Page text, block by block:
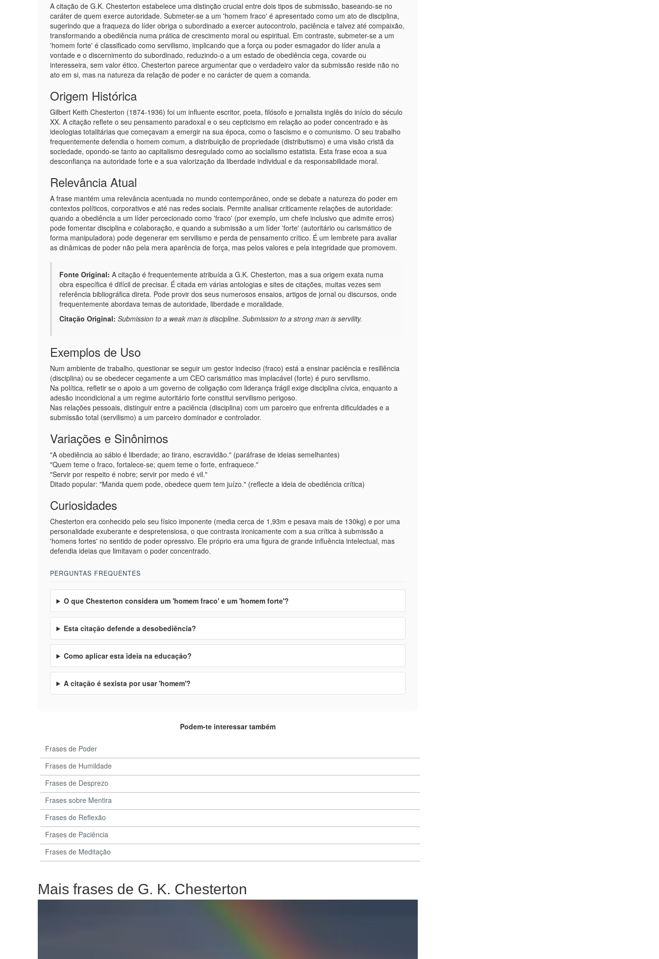
A citação de G.K. Chesterton estabelece uma distinção crucial entre dois tipos de submissão, baseando-se no
caráter de quem exerce autoridade. Submeter-se a um 'homem fraco' é apresentado como um ato de disciplina,
sugerindo que a fraqueza do líder obriga o subordinado a exercer autocontrolo, paciência e talvez até compaixão,
transformando a obediência numa prática de crescimento moral ou espiritual. Em contraste, submeter-se a um
'homem forte' é classificado como servilismo, implicando que a força ou poder esmagador do líder anula a
vontade e o discernimento do subordinado, reduzindo-o a um estado de obediência cega, covarde ou
interesseira, sem valor ético. Chesterton parece argumentar que o verdadeiro valor da submissão reside não no
ato em si, mas na natureza da relação de poder e no carácter de quem a comanda.
Origem Histórica
Gilbert Keith Chesterton (1874-1936) foi um influente escritor, poeta, filósofo e jornalista inglês do início do século
XX. A citação reflete o seu pensamento paradoxal e o seu cepticismo em relação ao poder concentrado e às
ideologias totalitárias que começavam a emergir na sua época, como o fascismo e o comunismo. O seu trabalho
frequentemente defendia o homem comum, a distribuição de propriedade (distributismo) e uma visão cristã da
sociedade, opondo-se tanto ao capitalismo desregulado como ao socialismo estatista. Esta frase ecoa a sua
desconfiança na autoridade forte e a sua valorização da liberdade individual e da responsabilidade moral.
Relevância Atual
A frase mantém uma relevância acentuada no mundo contemporâneo, onde se debate a natureza do poder em
contextos políticos, corporativos e até nas redes sociais. Permite analisar criticamente relações de autoridade:
quando a obediência a um líder percecionado como 'fraco' (por exemplo, um chefe inclusivo que admite erros)
pode fomentar disciplina e colaboração, e quando a submissão a um líder 'forte' (autoritário ou carismático de
forma manipuladora) pode degenerar em servilismo e perda de pensamento crítico. É um lembrete para avaliar
as dinâmicas de poder não pela mera aparência de força, mas pelos valores e pela integridade que promovem.
Fonte Original: A citação é frequentemente atribuída a G.K. Chesterton, mas a sua origem exata numa
obra específica é difícil de precisar. É citada em várias antologias e sites de citações, muitas vezes sem
referência bibliográfica direta. Pode provir dos seus numerosos ensaios, artigos de jornal ou discursos, onde
frequentemente abordava temas de autoridade, liberdade e moralidade.
Citação Original: Submission to a weak man is discipline. Submission to a strong man is servility.
Exemplos de Uso
Num ambiente de trabalho, questionar se seguir um gestor indeciso (fraco) está a ensinar paciência e resiliência
(disciplina) ou se obedecer cegamente a um CEO carismático mas implacável (forte) é puro servilismo.
Na política, refletir se o apoio a um governo de coligação com liderança frágil exige disciplina cívica, enquanto a
adesão incondicional a um regime autoritário forte constitui servilismo perigoso.
Nas relações pessoais, distinguir entre a paciência (disciplina) com um parceiro que enfrenta dificuldades e a
submissão total (servilismo) a um parceiro dominador e controlador.
Variações e Sinônimos
"A obediência ao sábio é liberdade; ao tirano, escravidão." (paráfrase de ideias semelhantes)
"Quem teme o fraco, fortalece-se; quem teme o forte, enfraquece."
"Servir por respeito é nobre; servir por medo é vil."
Ditado popular: "Manda quem pode, obedece quem tem juízo." (reflecte a ideia de obediência crítica)
Curiosidades
Chesterton era conhecido pelo seu físico imponente (media cerca de 1,93m e pesava mais de 130kg) e por uma
personalidade exuberante e despretensiosa, o que contrasta ironicamente com a sua crítica à submissão a
'homens fortes' no sentido de poder opressivo. Ele próprio era uma figura de grande influência intelectual, mas
defendia ideias que limitavam o poder concentrado.
PERGUNTAS FREQUENTES
O que Chesterton considera um 'homem fraco' e um 'homem forte'?
Esta citação defende a desobediência?
Como aplicar esta ideia na educação?
A citação é sexista por usar 'homem'?
Podem-te interessar também
Frases de Poder
Frases de Humildade
Frases de Desprezo
Frases sobre Mentira
Frases de Reflexão
Frases de Paciência
Frases de Meditação
Mais frases de G. K. Chesterton